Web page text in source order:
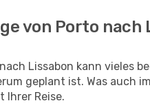
von Porto nach
Lissabon kann vieles
geplant ist. Was auch
Ihrer Reise.